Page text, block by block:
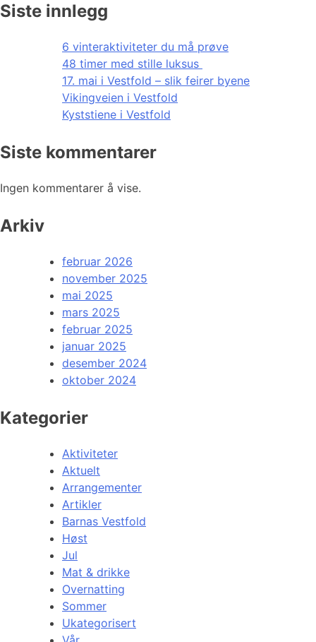
Siste innlegg
6 vinteraktiviteter du må prøve
48 timer med stille luksus
17. mai i Vestfold – slik feirer byene
Vikingveien i Vestfold
Kyststiene i Vestfold
Siste kommentarer
Ingen kommentarer å vise.
Arkiv
februar 2026
november 2025
mai 2025
mars 2025
februar 2025
januar 2025
desember 2024
oktober 2024
Kategorier
Aktiviteter
Aktuelt
Arrangementer
Artikler
Barnas Vestfold
Høst
Jul
Mat & drikke
Overnatting
Sommer
Ukategorisert